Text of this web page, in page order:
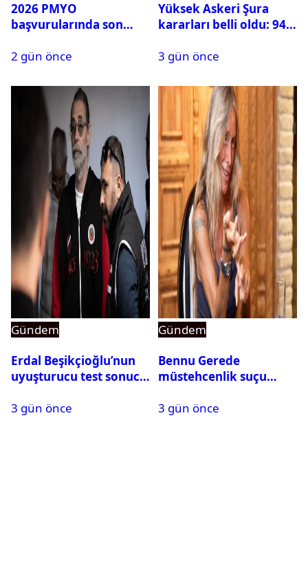
2026 PMYO
başvurularında son
2 gün önce
Yüksek Askeri Şura
kararları belli oldu: 94
3 gün önce
Gündem
Erdal Beşikçioğlu’nun
uyuşturucu test sonucu
3 gün önce
Gündem
Bennu Gerede
müstehcenlik suçu
alındı
3 gün önce